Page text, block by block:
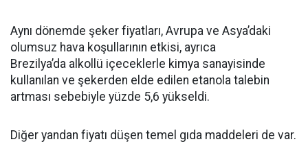
Aynı dönemde şeker fiyatları, Avrupa ve Asya’daki
olumsuz hava koşullarının etkisi, ayrıca
Brezilya’da alkollü içeceklerle kimya sanayisinde
kullanılan ve şekerden elde edilen etanola talebin
artması sebebiyle yüzde 5,6 yükseldi.
Diğer yandan fiyatı düşen temel gıda maddeleri de var.